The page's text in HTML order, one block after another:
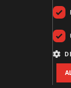
Holster IPSC